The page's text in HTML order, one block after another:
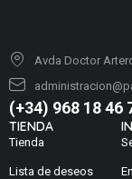
Avda Doctor
(+34) 968 18 46
TIENDA
Tienda
Lista de deseos